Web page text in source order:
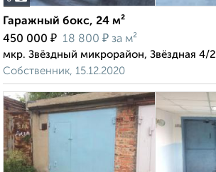
Гаражный бокс, 24 м²
450 000 ₽ 18 800 ₽ за м²
мкр. Звёздный микрорайон, Звёздная 4/2
Собственник, 15.12.2020